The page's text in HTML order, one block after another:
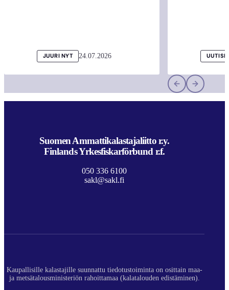
JUURI NYT 24.07.2026
Suomen Ammattikalastajaliitto r.y.
Finlands Yrkesfiskarförbund r.f.
050 336 6100
sakl@sakl.fi
Kaupallisille kalastajille suunnattu tiedotustoiminta on osittain maa-
ja metsätalousministeriön rahoittamaa (kalatalouden edistäminen).